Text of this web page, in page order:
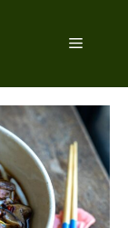
Menu